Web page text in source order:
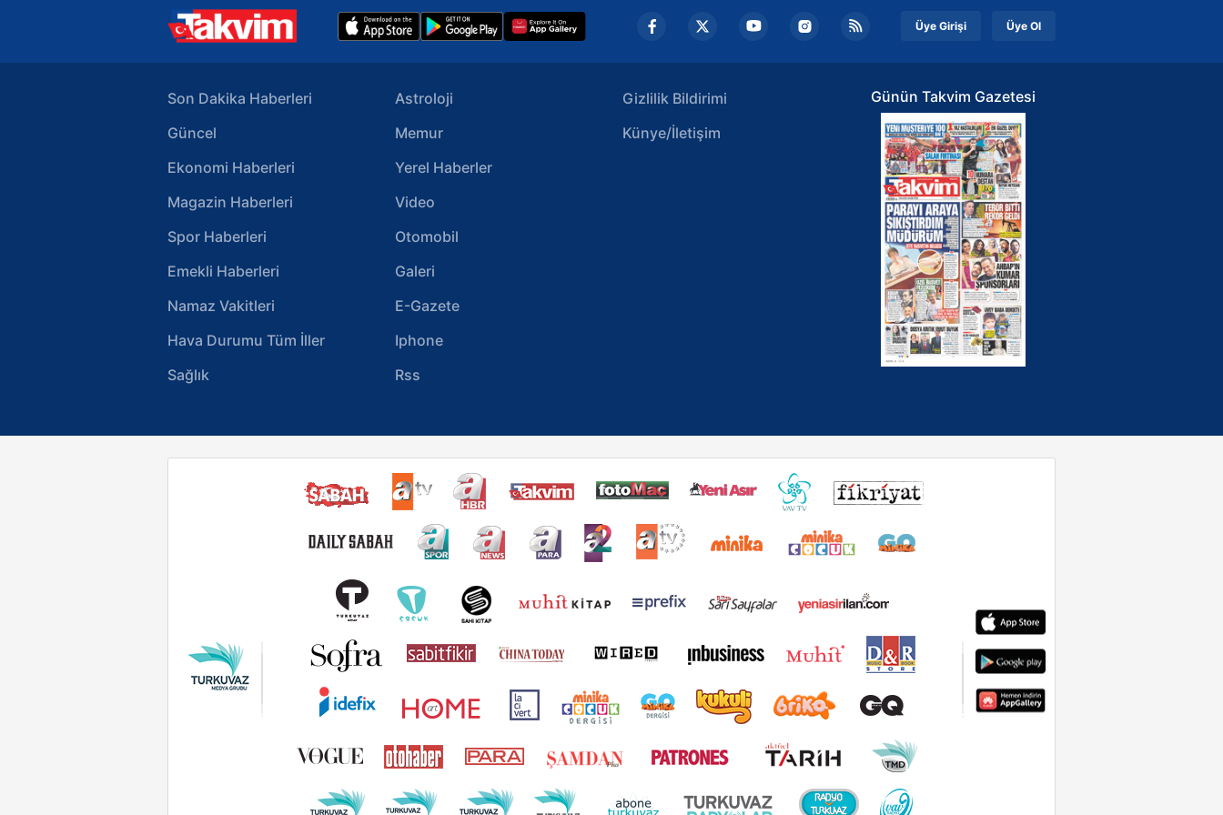
Üye Girişi Üye Ol
Son Dakika Haberleri
Güncel
Ekonomi Haberleri
Magazin Haberleri
Spor Haberleri
Emekli Haberleri
Namaz Vakitleri
Hava Durumu Tüm İller
Sağlık
Astroloji
Memur
Yerel Haberler
Video
Otomobil
Galeri
E-Gazete
Iphone
Rss
Gizlilik Bildirimi
Künye/İletişim
Günün Takvim Gazetesi